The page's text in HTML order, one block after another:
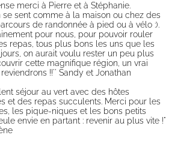
merci à Pierre et à Stéphanie.
se sent comme à la maison ou chez des
de randonnée à pied ou à vélo :).
pour nous, pour pouvoir rouler
repas, tous plus bons les uns que les
on aurait voulu rester un peu plus
cette magnifique région, un vrai
!!'' Sandy et Jonathan
séjour au vert avec des hôtes
et des repas succulents. Merci pour les
les pique-niques et les bons petits
envie en partant : revenir au plus vite !"